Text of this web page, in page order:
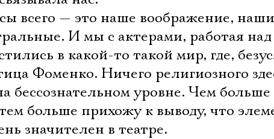
всего — это наше воображение, наши
И мы с актерами, работая над
в какой-то такой мир, где,
Фоменко. Ничего религиозного
бессознательном уровне. Чем больше
больше прихожу к выводу, что
значителен в театре.